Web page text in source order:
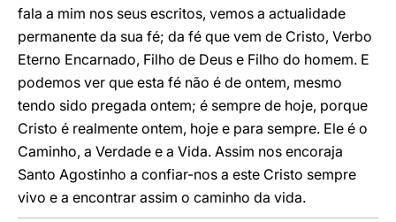
fala a mim nos seus escritos, vemos a actualidade
permanente da sua fé; da fé que vem de Cristo, Verbo
Eterno Encarnado, Filho de Deus e Filho do homem. E
podemos ver que esta fé não é de ontem, mesmo
tendo sido pregada ontem; é sempre de hoje, porque
Cristo é realmente ontem, hoje e para sempre. Ele é o
Caminho, a Verdade e a Vida. Assim nos encoraja
Santo Agostinho a confiar-nos a este Cristo sempre
vivo e a encontrar assim o caminho da vida.